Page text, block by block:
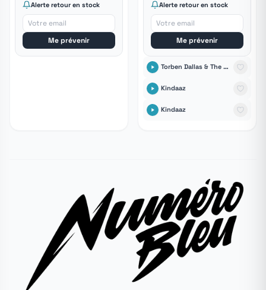
Alerte retour en stock
Me prévenir
Alerte retour en stock
Me prévenir
Torben Dallas & The Illusionist
Kindaaz
Kindaaz